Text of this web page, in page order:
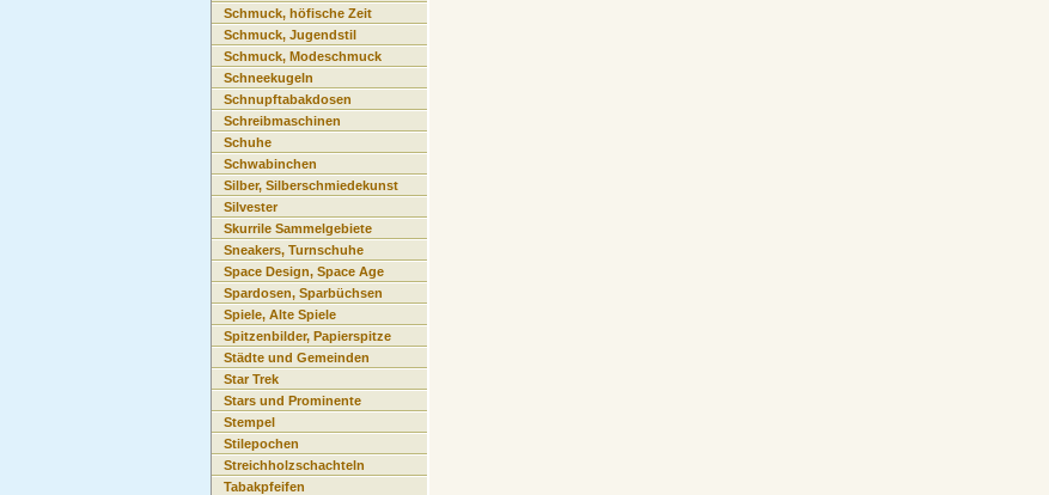
Schmuck, höfische Zeit
Schmuck, Jugendstil
Schmuck, Modeschmuck
Schneekugeln
Schnupftabakdosen
Schreibmaschinen
Schuhe
Schwabinchen
Silber, Silberschmiedekunst
Silvester
Skurrile Sammelgebiete
Sneakers, Turnschuhe
Space Design, Space Age
Spardosen, Sparbüchsen
Spiele, Alte Spiele
Spitzenbilder, Papierspitze
Städte und Gemeinden
Star Trek
Stars und Prominente
Stempel
Stilepochen
Streichholzschachteln
Tabakpfeifen